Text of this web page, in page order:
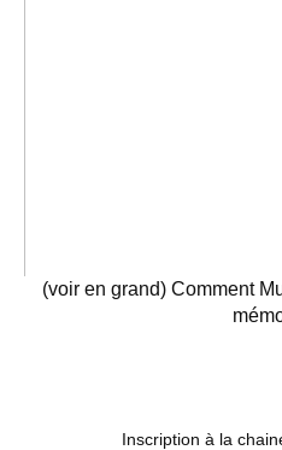
(voir en grand) Comment
Inscription à la